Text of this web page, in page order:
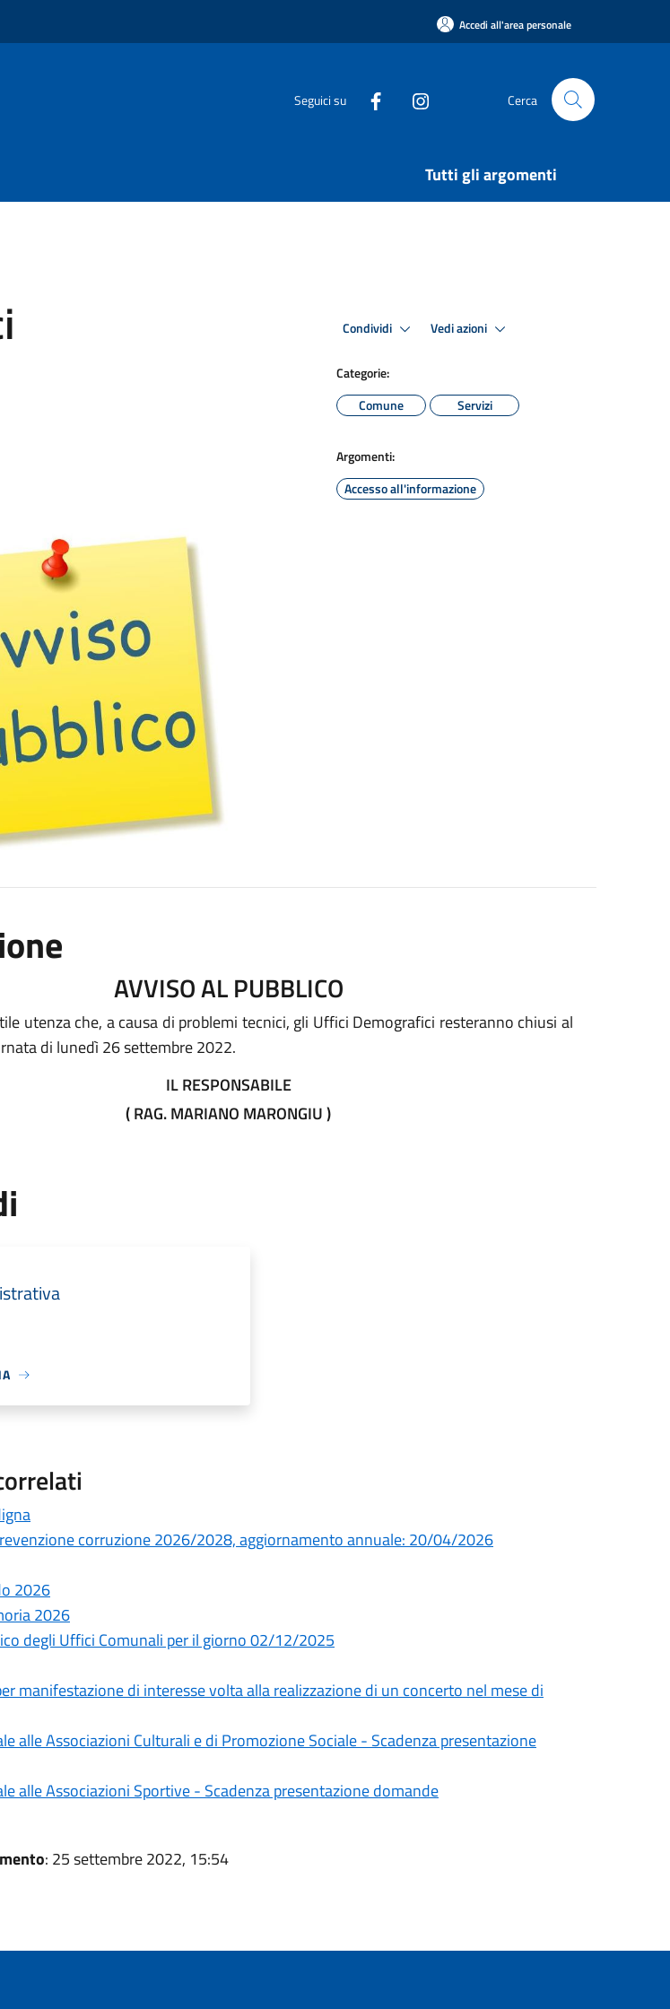
Accedi all'area personale
Seguici su Cerca
Tutti gli argomenti
Condividi Vedi azioni
Categorie:
Comune
Servizi
Argomenti:
Accesso all'informazione
AVVISO AL PUBBLICO
utenza che, a causa di problemi tecnici, gli Uffici Demografici resteranno chiusi al
di lunedì 26 settembre 2022.
IL RESPONSABILE
( RAG. MARIANO MARONGIU )
corruzione 2026/2028, aggiornamento annuale: 20/04/2026
2026
2026
degli Uffici Comunali per il giorno 02/12/2025
manifestazione di interesse volta alla realizzazione di un concerto nel mese di
alle Associazioni Culturali e di Promozione Sociale - Scadenza presentazione
alle Associazioni Sportive - Scadenza presentazione domande
: 25 settembre 2022, 15:54